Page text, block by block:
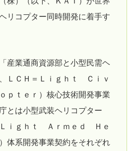
リコプター同時開発に着手す
産業通商資源部と小型民需ヘ
ＬＣＨ＝Ｌｉｇｈｔ Ｃｉｖ
ｐｔｅｒ）核心技術開発事業
とは小型武装ヘリコプター
Ｌｉｇｈｔ Ａｒｍｅｄ Ｈｅ
体系開発事業契約をそれぞれ